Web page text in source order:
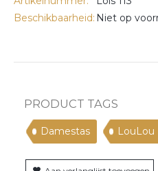
Beschikbaarheid: Niet op
PRODUCT TAGS
Damestas LouLou